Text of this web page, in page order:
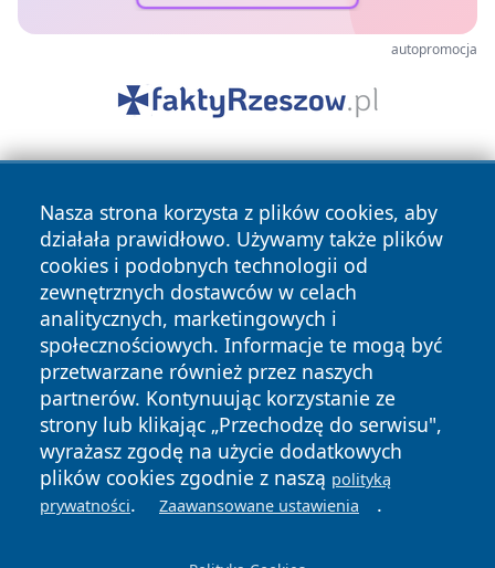
autopromocja
Nasza strona korzysta z plików cookies, aby
działała prawidłowo. Używamy także plików
cookies i podobnych technologii od
zewnętrznych dostawców w celach
analitycznych, marketingowych i
społecznościowych. Informacje te mogą być
przetwarzane również przez naszych
partnerów. Kontynuując korzystanie ze
strony lub klikając „Przechodzę do serwisu",
wyrażasz zgodę na użycie dodatkowych
plików cookies zgodnie z naszą polityką
prywatności. Zaawansowane ustawienia .
Copyright © 2026 zyrardowski24.pl Wszystkie prawa
zastrzeżone.
News Autorzy
Polityka
Prywatności
Polityka
Cookies